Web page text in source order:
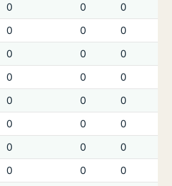
0 0
0
0 0
0
0 0
0
0 0
0
0 0
0
0 0
0
0 0
0
0 0
0